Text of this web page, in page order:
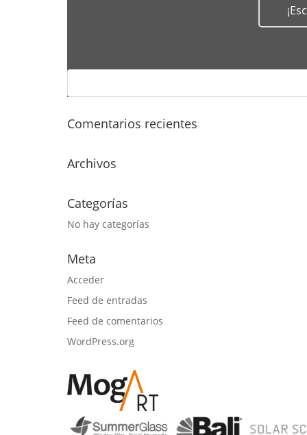
Comentarios recientes
Archivos
Categorías
No hay categorías
Meta
Acceder
Feed de entradas
Feed de comentarios
WordPress.org